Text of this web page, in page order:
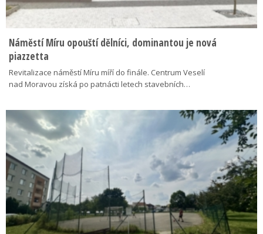
Náměstí Míru opouští dělníci, dominantou je nová
piazzetta
Revitalizace náměstí Míru míří do finále. Centrum Veselí
nad Moravou získá po patnácti letech stavebních…